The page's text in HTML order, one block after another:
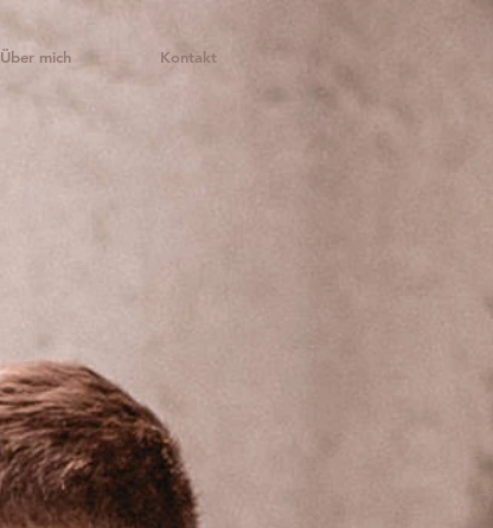
Über mich Kontakt